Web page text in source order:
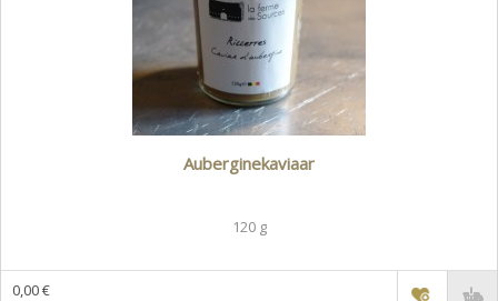
Auberginekaviaar
120 g
0,00 €